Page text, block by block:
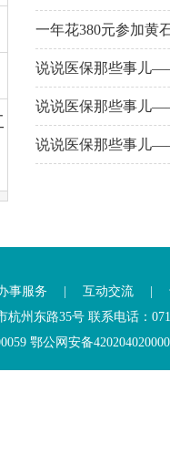
一年花380元参加黄
说说医保那些事儿
说说医保那些事儿
说说医保那些事儿
事服务 互动交流
州东路35号 联系电话：
鄂公网安备